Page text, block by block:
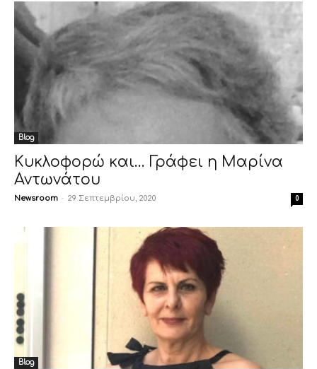
Blog
Κυκλοφορώ και… Γράφει η Μαρίνα
Αντωνάτου
Newsroom - 29 Σεπτεμβρίου, 2020 0
Blog